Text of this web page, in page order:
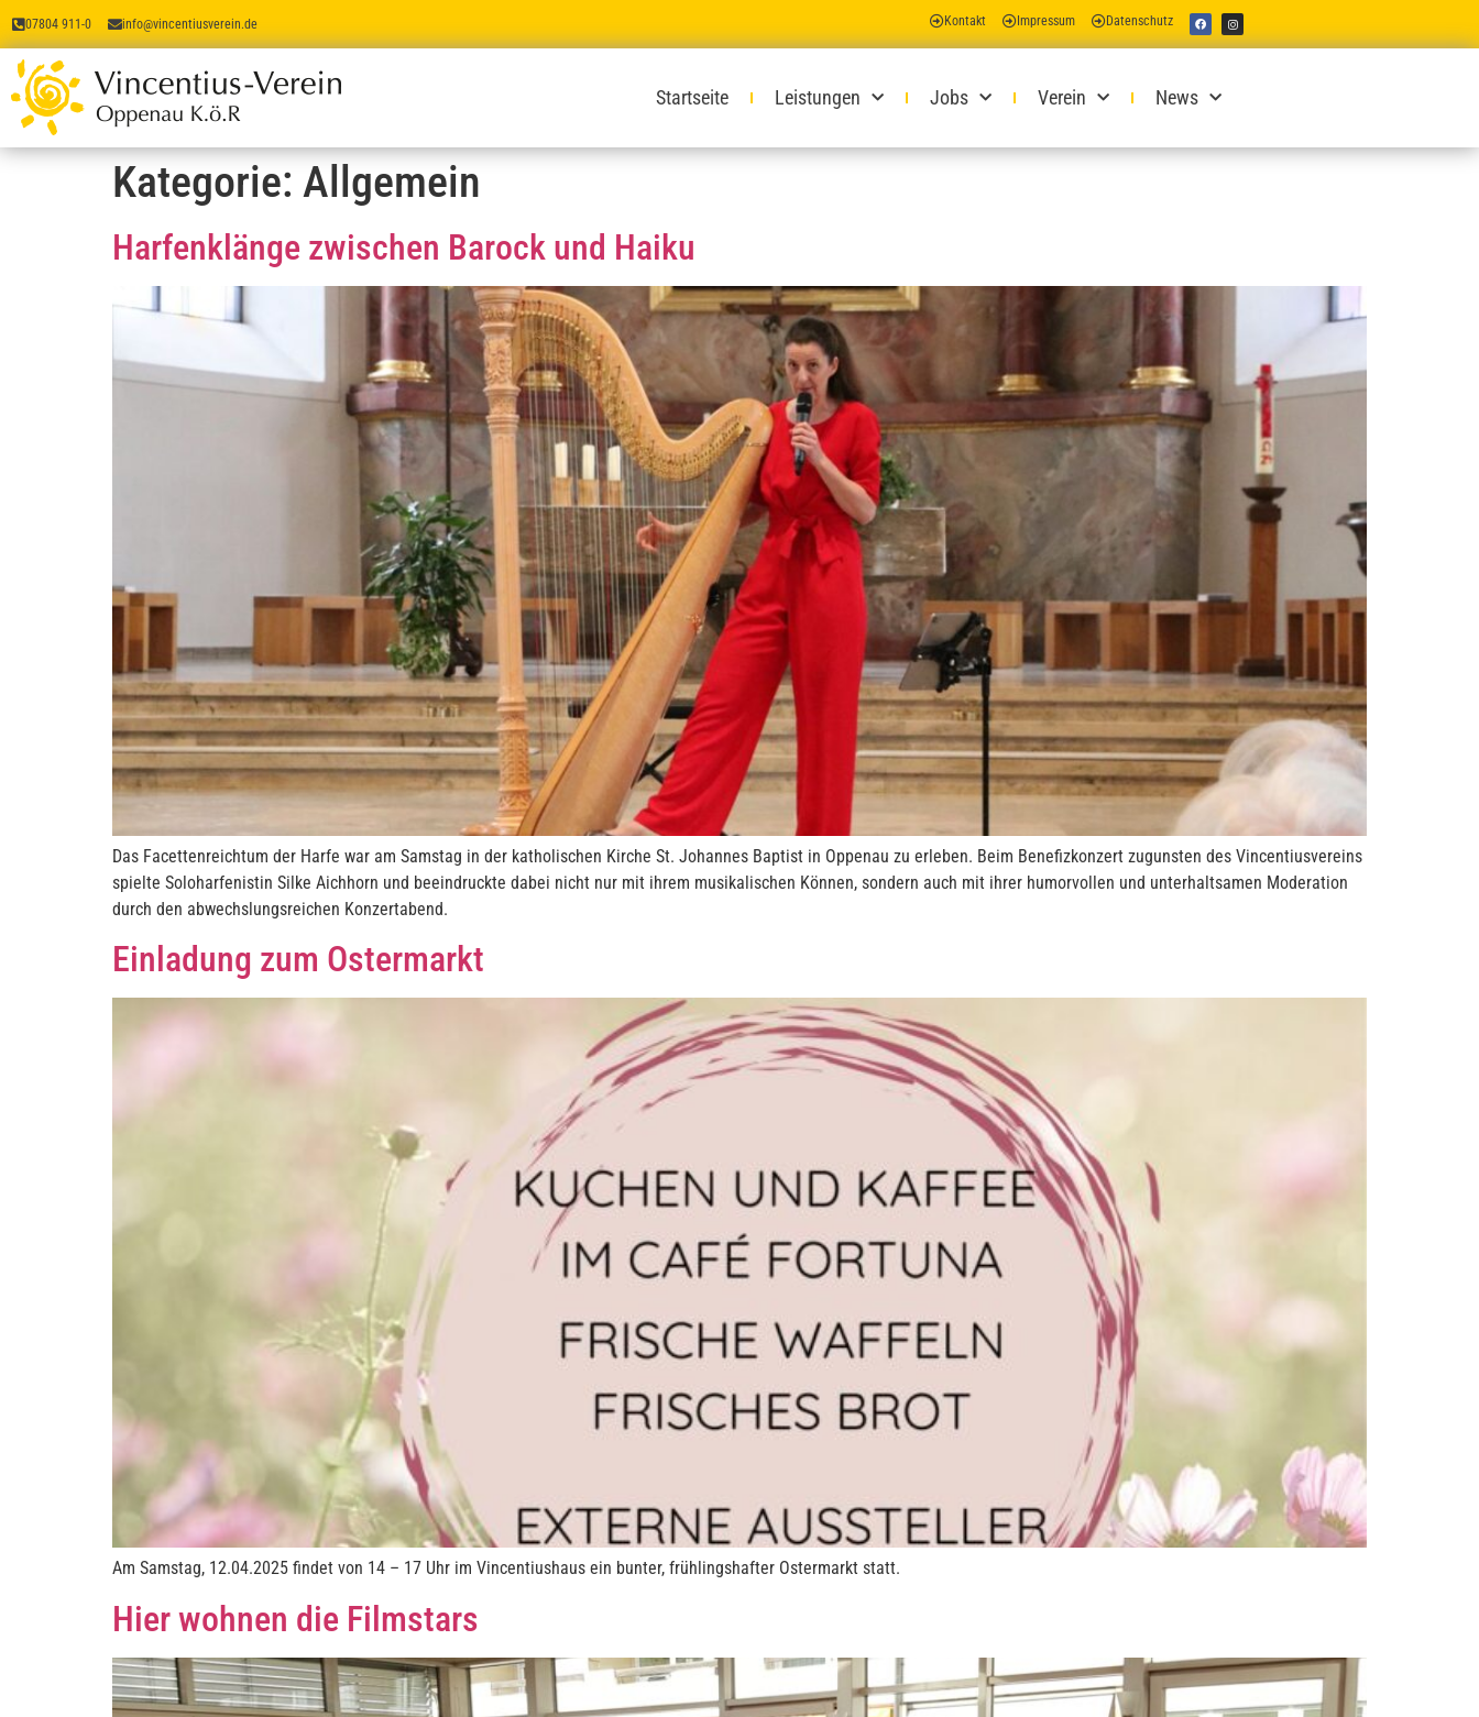
07804 911-0 info@vincentiusverein.de Kontakt Impressum Datenschutz
Startseite Leistungen Jobs Verein News
Kategorie: Allgemein
Harfenklänge zwischen Barock und Haiku
Das Facettenreichtum der Harfe war am Samstag in der katholischen Kirche St. Johannes Baptist in Oppenau zu erleben. Beim Benefizkonzert zugunsten des Vincentiusvereins
spielte Soloharfenistin Silke Aichhorn und beeindruckte dabei nicht nur mit ihrem musikalischen Können, sondern auch mit ihrer humorvollen und unterhaltsamen Moderation
durch den abwechslungsreichen Konzertabend.
Einladung zum Ostermarkt
Am Samstag, 12.04.2025 findet von 14 – 17 Uhr im Vincentiushaus ein bunter, frühlingshafter Ostermarkt statt.
Hier wohnen die Filmstars